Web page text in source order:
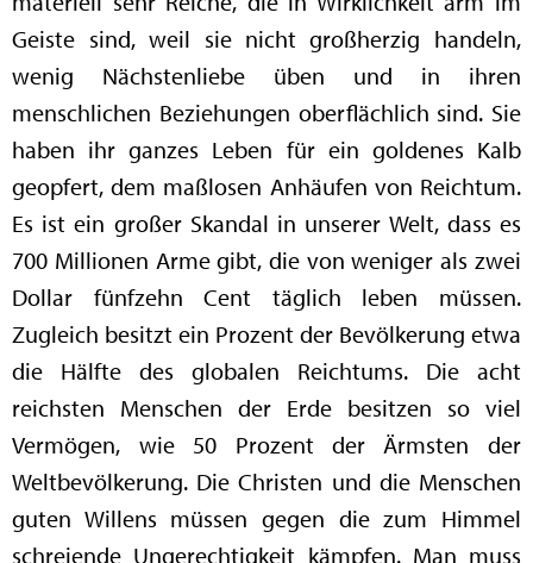
Geiste sind, weil sie nicht großherzig handeln,
wenig Nächstenliebe üben und in ihren
menschlichen Beziehungen oberflächlich sind. Sie
haben ihr ganzes Leben für ein goldenes Kalb
geopfert, dem maßlosen Anhäufen von Reichtum.
Es ist ein großer Skandal in unserer Welt, dass es
700 Millionen Arme gibt, die von weniger als zwei
Dollar fünfzehn Cent täglich leben müssen.
Zugleich besitzt ein Prozent der Bevölkerung etwa
die Hälfte des globalen Reichtums. Die acht
reichsten Menschen der Erde besitzen so viel
Vermögen, wie 50 Prozent der Ärmsten der
Weltbevölkerung. Die Christen und die Menschen
guten Willens müssen gegen die zum Himmel
schreiende Ungerechtigkeit kämpfen. Man muss